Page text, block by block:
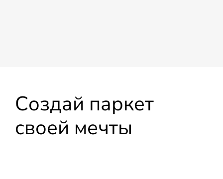
Создай паркет
своей мечты